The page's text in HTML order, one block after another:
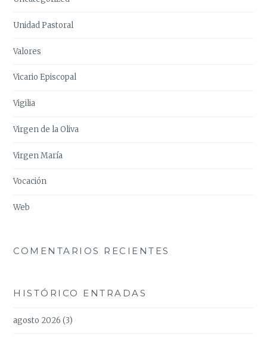
Unidad Pastoral
Valores
Vicario Episcopal
Vigilia
Virgen de la Oliva
Virgen María
Vocación
Web
COMENTARIOS RECIENTES
HISTÓRICO ENTRADAS
agosto 2026 (3)